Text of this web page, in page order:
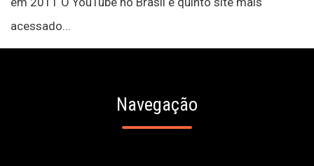
acessado...
Navegação